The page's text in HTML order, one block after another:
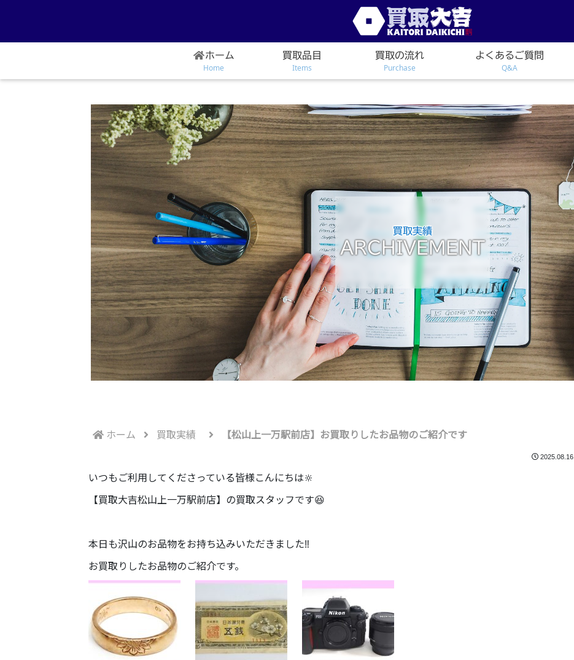
買取実績
ARCHIVEMENT
ホーム
Home
買取品目
Items
買取の流れ
Purchase
よくあるご質問
Q&A
ホーム 買取実績 【松山上一万駅前店】お買取りしたお品物のご紹介です
2025.08.16
いつもご利用してくださっている皆様こんにちは🔆
【買取大吉松山上一万駅前店】の買取スタッフです😆
本日も沢山のお品物をお持ち込みいただきました‼️
お買取りしたお品物のご紹介です。